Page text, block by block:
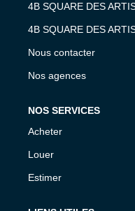
4B SQUARE DES
4B SQUARE DES
Nous contacter
Nos agences
NOS SERVICES
Acheter
Louer
Estimer